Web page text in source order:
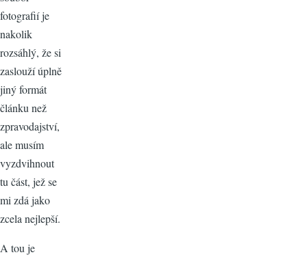
fotografií je
nakolik
rozsáhlý, že si
zaslouží úplně
jiný formát
článku než
zpravodajství,
ale musím
vyzdvihnout
tu část, jež se
mi zdá jako
zcela nejlepší.
A tou je